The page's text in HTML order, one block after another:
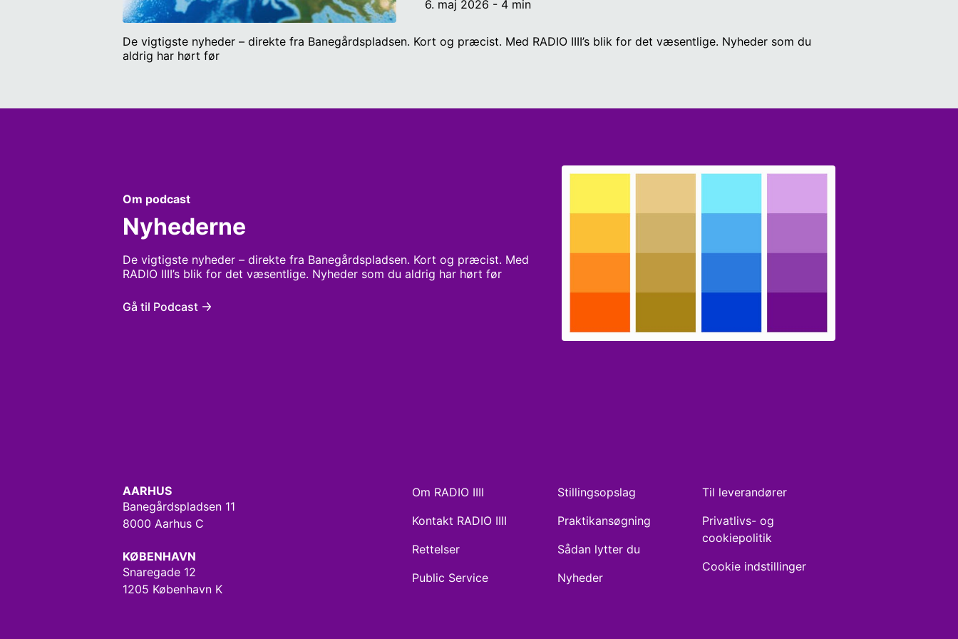
6. maj 2026 - 4 min
De vigtigste nyheder – direkte fra Banegårdspladsen. Kort og præcist. Med RADIO IIII’s blik for det væsentlige. Nyheder som du
aldrig har hørt før
Om podcast
Nyhederne
De vigtigste nyheder – direkte fra Banegårdspladsen. Kort og præcist. Med
RADIO IIII’s blik for det væsentlige. Nyheder som du aldrig har hørt før
Gå til Podcast
AARHUS
Banegårdspladsen 11
8000 Aarhus C
KØBENHAVN
Snaregade 12
1205 København K
Om RADIO IIII
Kontakt RADIO IIII
Rettelser
Public Service
Stillingsopslag
Praktikansøgning
Sådan lytter du
Nyheder
Til leverandører
Privatlivs- og
cookiepolitik
Cookie indstillinger